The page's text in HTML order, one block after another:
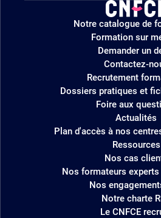
Logo
site
Notre catalogue de
Formation sur
Demander un
Contactez-
Recrutement
Dossiers pratiques et
Foire aux
Actualités
Plan d'accès à nos
Ressources
Nos cas
Nos formateurs
Nos
Notre charte
Le CNFCE